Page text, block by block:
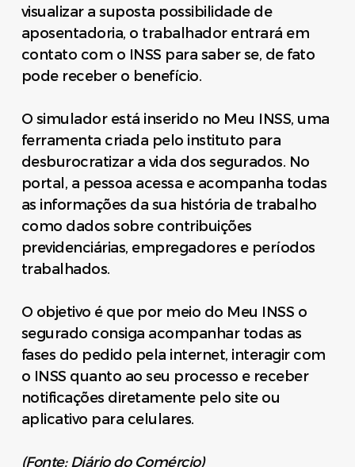
visualizar a suposta possibilidade de
aposentadoria, o trabalhador entrará em
contato com o INSS para saber se, de fato
pode receber o benefício.
O simulador está inserido no Meu INSS, uma
ferramenta criada pelo instituto para
desburocratizar a vida dos segurados. No
portal, a pessoa acessa e acompanha todas
as informações da sua história de trabalho
como dados sobre contribuições
previdenciárias, empregadores e períodos
trabalhados.
O objetivo é que por meio do Meu INSS o
segurado consiga acompanhar todas as
fases do pedido pela internet, interagir com
o INSS quanto ao seu processo e receber
notificações diretamente pelo site ou
aplicativo para celulares.
(Fonte: Diário do Comércio)